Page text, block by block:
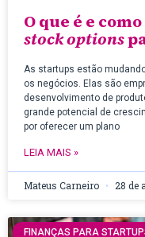
O que é e
stock options
As startups estão
os negócios. Elas são
desenvolvimento de
grande potencial de
por oferecer um plano
LEIA MAIS »
Mateus Carneiro 28 de
FINANÇAS PARA